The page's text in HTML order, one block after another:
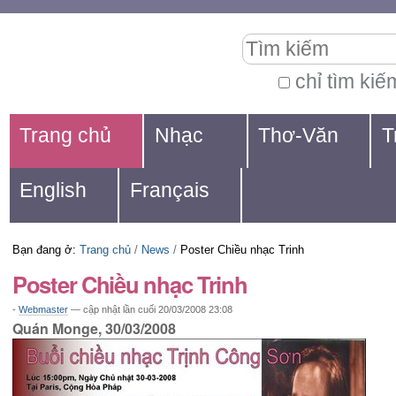
dung.
Chuyển
đến
mục
định
hướng
cá
nhân
chỉ tìm
kiếm
cao...
Navigation
Trang chủ Nhạc Thơ-Văn
English Français
Bạn đang ở: Trang chủ / News / Poster Chiều nhạc Trinh
Poster Chiều nhạc Trinh
- Webmaster — cập nhật lần cuối 20/03/2008 23:08
Quán Monge, 30/03/2008